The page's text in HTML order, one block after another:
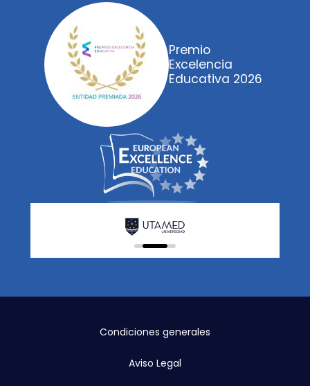
Premio
Excelencia
Educativa 2026
0 1 2
Condiciones generales
Aviso Legal